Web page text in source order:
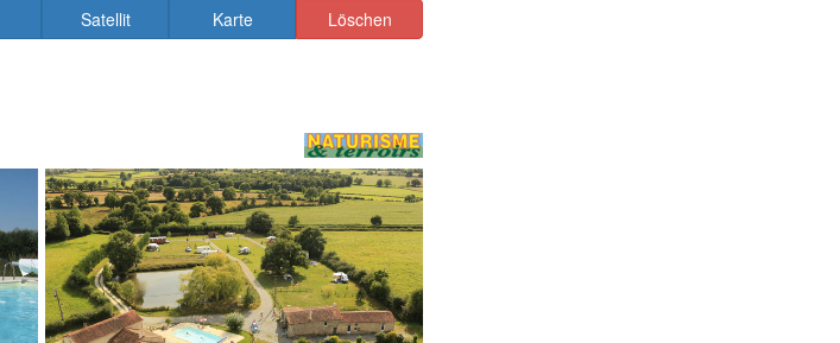
Satellit Karte Löschen